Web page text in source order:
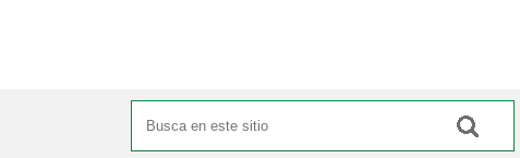
Formulario de búsqueda
Buscar